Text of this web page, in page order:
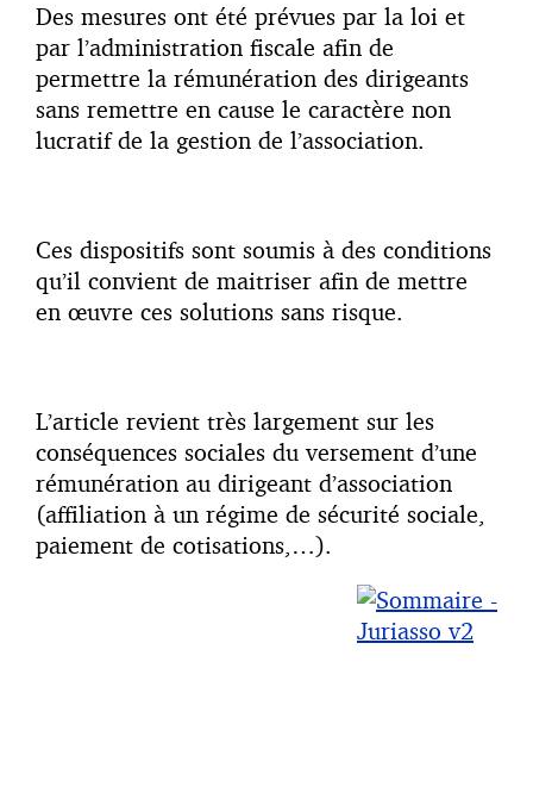
Des mesures ont été prévues par la loi et
par l’administration fiscale afin de
permettre la rémunération des dirigeants
sans remettre en cause le caractère non
lucratif de la gestion de l’association.
Ces dispositifs sont soumis à des conditions
qu’il convient de maitriser afin de mettre
en œuvre ces solutions sans risque.
L’article revient très largement sur les
conséquences sociales du versement d’une
rémunération au dirigeant d’association
(affiliation à un régime de sécurité sociale,
paiement de cotisations,…).